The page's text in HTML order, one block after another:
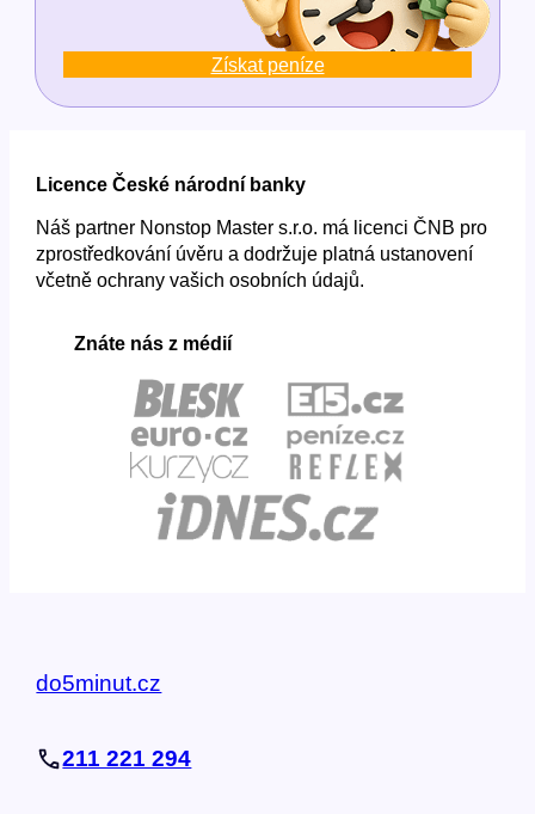
Získat peníze
Licence České národní banky
Náš partner Nonstop Master s.r.o. má licenci ČNB pro
zprostředkování úvěru a dodržuje platná ustanovení
včetně ochrany vašich osobních údajů.
Znáte nás z médií
do5minut.cz
211 221 294